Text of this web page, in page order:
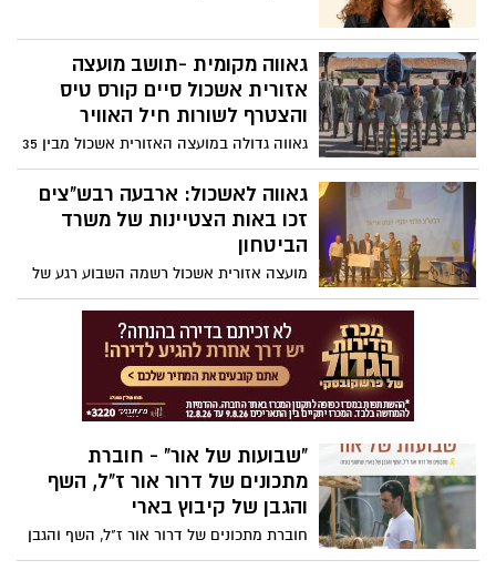
גאווה מקומית -תושב מועצה
אזורית אשכול סיים קורס טיס
והצטרף לשורות חיל האוויר
גאווה גדולה במועצה האזורית אשכול מבין 35
מסיימי קורס טיס 191 שקיבלו אתמול את כנפי
הטיסה, נמנה גם סגן נ׳, תושב אשכול, שסיים
בהצלחה את אחד המסלולים היוקרתיים
והמאתגרים ביותר בצה״ל – נווט קרב.
גאווה לאשכול: ארבעה רבש"צים
זכו באות הצטיינות של משרד
הביטחון
מועצה אזורית אשכול רשמה השבוע רגע של
גאווה מיוחדת, כאשר ארבעה מראשי הביטחון
השוטף (רבש"צים) הוכרו כמצטיינים על ידי
משרד הביטחון, על תרומתם יוצאת הדופן
לביטחון היישובים ולחיזוק החוסן הקהילתי
"שבועות של אור" - חוברת
מתכונים של דרור אור ז"ל, השף
והגבן של קיבוץ בארי
חוברת מתכונים של דרור אור ז"ל, השף והגבן
של קיבוץ בארי